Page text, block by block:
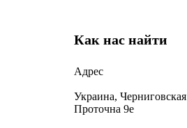
Как нас найти
Адрес
Украина,
Проточна 9е